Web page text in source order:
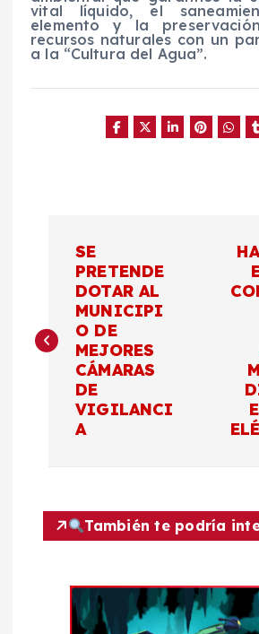
vital líquido, el
elemento y la
recursos naturales con un
a la “Cultura del Agua”.
v
e
c
SE
PRETENDE
DOTAR AL
MUNICIPI
O DE
MEJORES
CÁMARAS
DE
VIGILANCI
A
También te podría